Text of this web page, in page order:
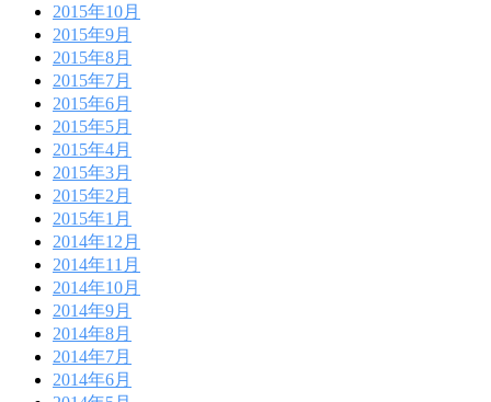
2015年10月
2015年9月
2015年8月
2015年7月
2015年6月
2015年5月
2015年4月
2015年3月
2015年2月
2015年1月
2014年12月
2014年11月
2014年10月
2014年9月
2014年8月
2014年7月
2014年6月